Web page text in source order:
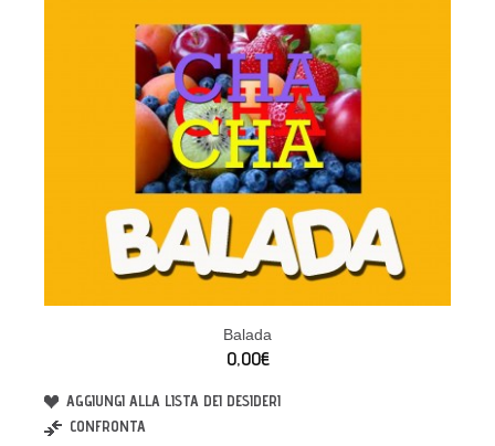
Balada
0,00€
AGGIUNGI ALLA LISTA DEI DESIDERI
CONFRONTA